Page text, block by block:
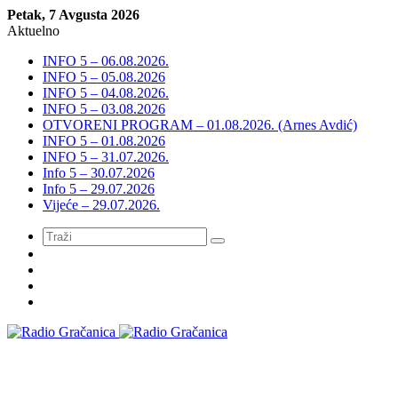
Petak, 7 Avgusta 2026
Aktuelno
INFO 5 – 06.08.2026.
INFO 5 – 05.08.2026
INFO 5 – 04.08.2026.
INFO 5 – 03.08.2026
OTVORENI PROGRAM – 01.08.2026. (Arnes Avdić)
INFO 5 – 01.08.2026
INFO 5 – 31.07.2026.
Info 5 – 30.07.2026
Info 5 – 29.07.2026
Vijeće – 29.07.2026.
Meni